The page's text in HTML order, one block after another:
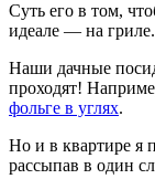
Суть его в том,
идеале — на гриле.
Наши дачные
проходят!
фольге в углях.
Но и в квартире я
рассыпав в один